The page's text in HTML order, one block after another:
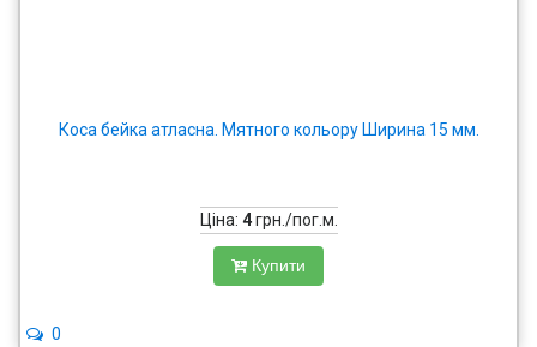
Коса бейка атласна. Мятного кольору Ширина 15 мм.
Ціна: 4грн./пог.м.
Купити
0